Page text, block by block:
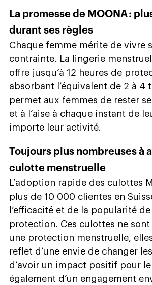
La promesse de MOONA :
durant ses règles
Chaque femme mérite de vivre
contrainte. La lingerie
offre jusqu’à 12 heures de
absorbant l’équivalent de 2 à 4
permet aux femmes de rester
et à l’aise à chaque instant de
importe leur activité.
Toujours plus nombreuses à
culotte menstruelle
L’adoption rapide des culottes
plus de 10 000 clientes en
l’efficacité et de la popularité
protection. Ces culottes ne sont
une protection menstruelle,
reflet d’une envie de changer
d’avoir un impact positif pour
également d’un engagement